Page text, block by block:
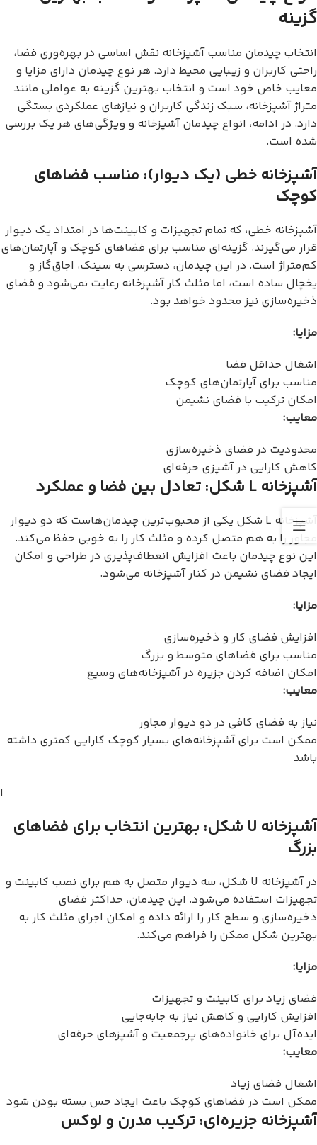
گزینه
انتخاب چیدمان مناسب آشپزخانه نقش اساسی در بهره‌وری فضا،
راحتی کاربران و زیبایی محیط دارد. هر نوع چیدمان دارای مزایا و
معایب خاص خود است و انتخاب بهترین گزینه به عواملی مانند
متراژ آشپزخانه، سبک زندگی کاربران و نیازهای عملکردی بستگی
دارد. در ادامه، انواع چیدمان آشپزخانه و ویژگی‌های هر یک بررسی
شده است.
آشپزخانه خطی (یک دیوار): مناسب فضاهای
کوچک
آشپزخانه خطی، که تمام تجهیزات و کابینت‌ها در امتداد یک دیوار
قرار می‌گیرند، گزینه‌ای مناسب برای فضاهای کوچک و آپارتمان‌های
کم‌متراژ است. در این چیدمان، دسترسی به سینک، اجاق‌گاز و
یخچال ساده است، اما مثلث کار آشپزخانه رعایت نمی‌شود و فضای
ذخیره‌سازی نیز محدود خواهد بود.
مزایا:
اشغال حداقل فضا
مناسب برای آپارتمان‌های کوچک
امکان ترکیب با فضای نشیمن
معایب:
محدودیت در فضای ذخیره‌سازی
کاهش کارایی در آشپزی حرفه‌ای
آشپزخانه L شکل: تعادل بین فضا و عملکرد
آشپزخانه L شکل یکی از محبوب‌ترین چیدمان‌هاست که دو دیوار
مجاور را به هم متصل کرده و مثلث کار را به خوبی حفظ می‌کند.
این نوع چیدمان باعث افزایش انعطاف‌پذیری در طراحی و امکان
ایجاد فضای نشیمن در کنار آشپزخانه می‌شود.
مزایا:
افزایش فضای کار و ذخیره‌سازی
مناسب برای فضاهای متوسط و بزرگ
امکان اضافه کردن جزیره در آشپزخانه‌های وسیع
معایب:
نیاز به فضای کافی در دو دیوار مجاور
ممکن است برای آشپزخانه‌های بسیار کوچک کارایی کمتری داشته
باشد
آشپزخانه U شکل: بهترین انتخاب برای فضاهای
بزرگ
در آشپزخانه U شکل، سه دیوار متصل به هم برای نصب کابینت و
تجهیزات استفاده می‌شود. این چیدمان، حداکثر فضای
ذخیره‌سازی و سطح کار را ارائه داده و امکان اجرای مثلث کار به
بهترین شکل ممکن را فراهم می‌کند.
مزایا:
فضای زیاد برای کابینت و تجهیزات
افزایش کارایی و کاهش نیاز به جابه‌جایی
ایده‌آل برای خانواده‌های پرجمعیت و آشپزهای حرفه‌ای
معایب:
اشغال فضای زیاد
ممکن است در فضاهای کوچک باعث ایجاد حس بسته بودن شود
آشپزخانه جزیره‌ای: ترکیب مدرن و لوکس